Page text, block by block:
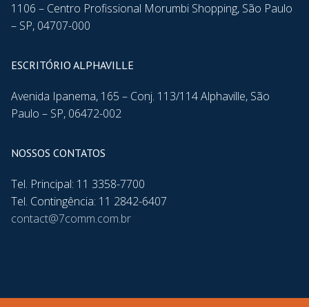
1106 – Centro Profissional Morumbi Shopping, São Paulo
– SP, 04707-000
ESCRITÓRIO ALPHAVILLE
Avenida Ipanema, 165 – Conj. 113/114 Alphaville, São
Paulo – SP, 06472-002
NOSSOS CONTATOS
Tel. Principal: 11 3358-7700
Tel. Contingência: 11 2842-6407
contact@7comm.com.br